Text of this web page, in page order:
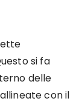
si fa
delle
con il